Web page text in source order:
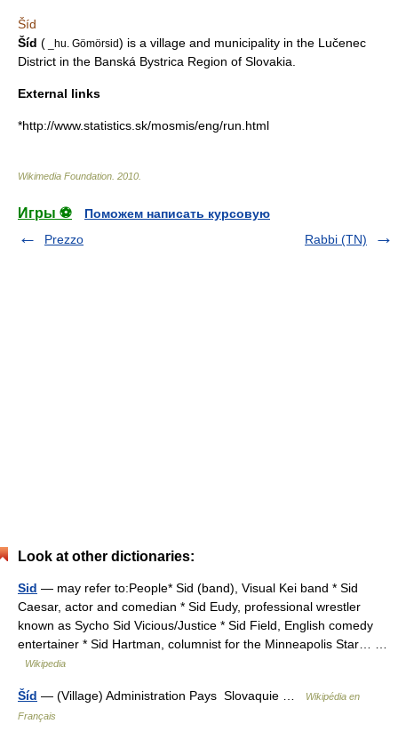
Šíd
Šíd ( _hu. Gömörsid) is a village and municipality in the Lučenec
District in the Banská Bystrica Region of Slovakia
External links
*http://www.statistics.sk/mosmis/eng/run.html
Wikimedia Foundation 2010
Игры ⚽
Поможем написать курсовую
Prezzo
Rabbi (TN)
Look at other dictionaries:
Sid — may refer to:People* Sid (band), Visual Kei band * Sid
Caesar, actor and comedian * Sid Eudy, professional wrestler
known as Sycho Sid Vicious/Justice * Sid Field, English comedy
entertainer * Sid Hartman, columnist for the Minneapolis Star… …
Wikipedia
Šíd — (Village) Administration Pays Slovaquie …
Wikipédia en
Français